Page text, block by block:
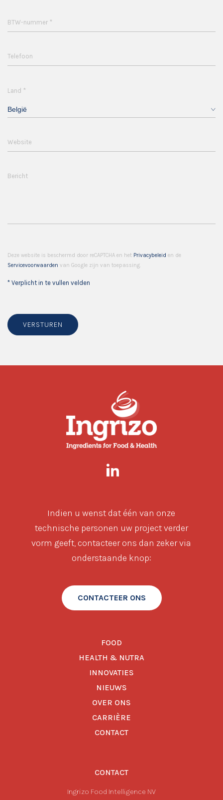
BTW-nummer *
Telefoon
Land *
België
Website
Bericht
Deze website is beschermd door reCAPTCHA en het Privacybeleid en de
Servicevoorwaarden van Google zijn van toepassing.
* Verplicht in te vullen velden
VERSTUREN
Indien u wenst dat één van onze
technische personen uw project verder
vorm geeft, contacteer ons dan zeker via
onderstaande knop:
CONTACTEER ONS
FOOD
HEALTH & NUTRA
INNOVATIES
NIEUWS
OVER ONS
CARRIÈRE
CONTACT
CONTACT
Ingrizo Food Intelligence NV